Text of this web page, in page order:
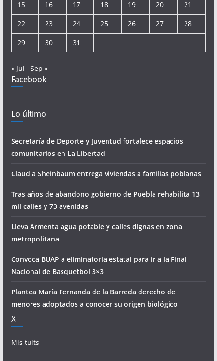
15 16 17 18 19 20 21
22 23 24 25 26 27 28
29 30 31
« Jul Sep »
Facebook
Lo último
Secretaría de Deporte y Juventud fortalece espacios
comunitarios en La Libertad
Claudia Sheinbaum entrega viviendas a familias poblanas
Tras años de abandono gobierno de Puebla rehabilita 13
mil calles y 73 avenidas
Lleva Armenta agua potable y calles dignas en zona
metropolitana
Convoca BUAP a eliminatoria estatal para ir a la Final
Nacional de Basquetbol 3×3
Plantea María Fernanda de la Barreda derecho de
menores adoptados a conocer su origen biológico
X
Mis tuits